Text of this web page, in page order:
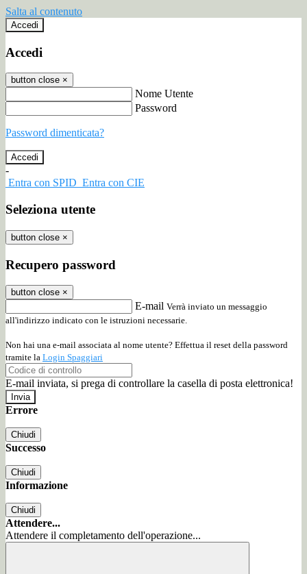
Salta al contenuto
Accedi
Accedi
button close ×
Nome Utente
Password
Password dimenticata?
-
Entra con SPID Entra con CIE
Seleziona utente
button close ×
Recupero password
button close ×
E-mail Verrà inviato un messaggio
all'indirizzo indicato con le istruzioni necessarie.
Non hai una e-mail associata al nome utente? Effettua il reset della password
tramite la Login Spaggiari
E-mail inviata, si prega di controllare la casella di posta elettronica!
Errore
Chiudi
Successo
Chiudi
Informazione
Chiudi
Attendere...
Attendere il completamento dell'operazione...